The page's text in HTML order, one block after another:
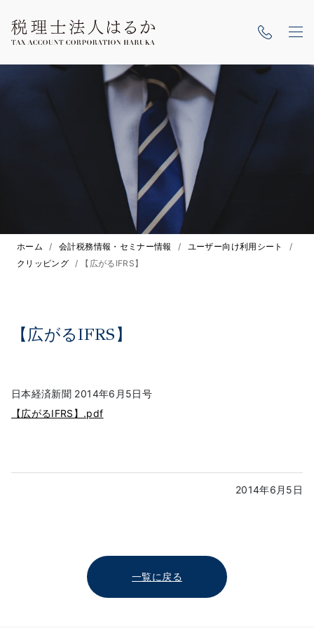
ホーム / 会計税務情報・セミナー情報 / ユーザー向け利用シート
/
クリッピング / 【広がるIFRS】
【広がるIFRS】
日本経済新聞 2014年6月5日号
【広がるIFRS】.pdf
2014年6月5日
一覧に戻る